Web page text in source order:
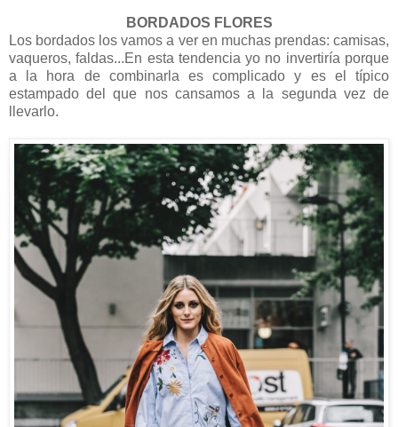
BORDADOS FLORES
Los bordados los vamos a ver en muchas prendas: camisas,
vaqueros, faldas...En esta tendencia yo no invertiría porque
a la hora de combinarla es complicado y es el típico
estampado del que nos cansamos a la segunda vez de
llevarlo.